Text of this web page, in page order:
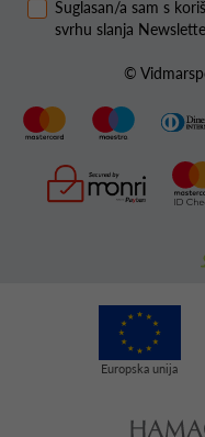
Suglasan/a sam s
svrhu slanja
©